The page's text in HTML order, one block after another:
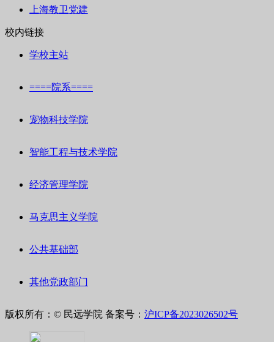
上海教卫党建
校内链接
学校主站
====院系====
宠物科技学院
智能工程与技术学院
经济管理学院
马克思主义学院
公共基础部
其他党政部门
版权所有：© 民远学院 备案号： 沪ICP备2023026502号